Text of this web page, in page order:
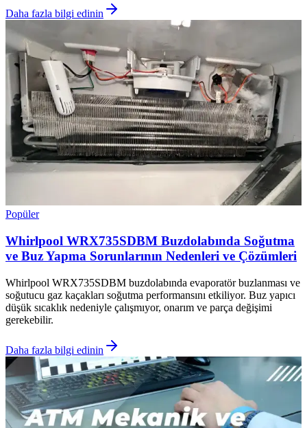
Daha fazla bilgi edinin
Popüler
Whirlpool WRX735SDBM Buzdolabında Soğutma
ve Buz Yapma Sorunlarının Nedenleri ve Çözümleri
Whirlpool WRX735SDBM buzdolabında evaporatör buzlanması ve
soğutucu gaz kaçakları soğutma performansını etkiliyor. Buz yapıcı
düşük sıcaklık nedeniyle çalışmıyor, onarım ve parça değişimi
gerekebilir.
Daha fazla bilgi edinin